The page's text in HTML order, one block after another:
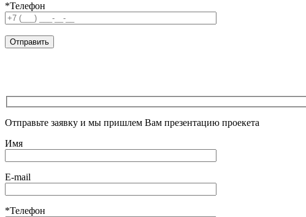
*Телефон
Отправьте заявку и мы пришлем Вам презентацию проекета
Имя
E-mail
*Телефон